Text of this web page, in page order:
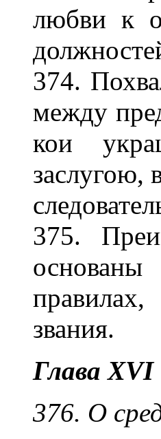
любви к
374.
между
кои
заслугою,
375.
звания.
Глава XVI
376. О